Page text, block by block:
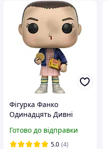
Фігурка Фанко
Одинадцять Дивні
Things Eleven Funko
13318
Готово до відправки
5.0 (4)